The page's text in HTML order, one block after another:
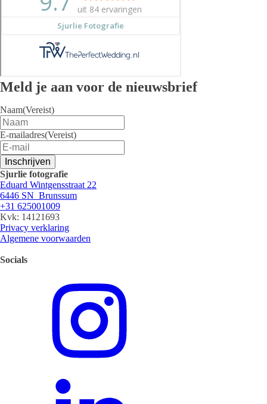
Meld je aan voor de nieuwsbrief
Naam(Vereist)
E-mailadres(Vereist)
Inschrijven
Sjurlie fotografie
Eduard Wintgensstraat 22
6446 SN Brunssum
+31 625001009
Kvk: 14121693
Privacy verklaring
Algemene voorwaarden
Socials